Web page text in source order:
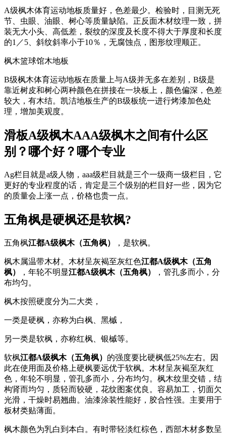
A级枫木体育运动地板质量好，色差最少。检验时，目测无死
节、虫眼、油眼、树心等质量缺陷。正反面木材纹理一致，拼
装无大小头、高低差，裂纹的深度及长度不得大于厚度和长度
的1／5、斜纹斜率小于10％，无腐蚀点，图形纹理顺正。
枫木篮球馆木地板
B级枫木体育运动地板在质量上与A级并无多在差别，B级是
靠近树皮和树心两种颜色在拼接在一块板上，颜色偏深，色差
较大，有木结。凯洁地板生产的B级板统一进行烤漆加色处
理，增加美观度。
滑板A级枫木AAA级枫木之间有什么区
别？哪个好？哪个专业
Ag栏目就是a级人物，aaa级栏目就是三个一级商一级栏目，它
更好的专业程度的话，肯定是三个级别的栏目好一些，因为它
的质量会上涨一点，价格也贵一点。
五角枫是硬枫还是软枫?
五角枫江都A级枫木（五角枫） ，是软枫。
枫木属温带木材。木材呈灰褐至灰红色江都A级枫木（五角
枫）
，年轮不明显江都A级枫木（五角枫）
，管孔多而小，分
布均匀。
枫木按照硬度分为二大类，
一类是硬枫，亦称为白枫、黑槭，
另一类是软枫，亦称红枫、银槭等。
软枫江都A级枫木（五角枫） 的强度要比硬枫低25%左右。因
此在使用面及价格上硬枫要远优于软枫。木材呈灰褐至灰红
色，年轮不明显，管孔多而小，分布均匀。枫木纹里交错，结
构肾而均匀，质轻而较硬，花纹图案优良。容易加工，切面欠
光滑，干燥时易翘曲。油漆涂装性能好，胶合性强。主要用于
板材类贴薄面。
枫木颜色为乳白到本白。有时带轻淡红棕色，西部木材多数呈